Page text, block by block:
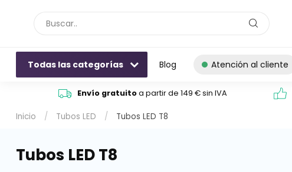
Todas las categorías Blog Atención al cliente
Envío gratuitoa partir de 149 € sin IVA
Inicio / Tubos LED / Tubos LED T8
Tubos LED T8